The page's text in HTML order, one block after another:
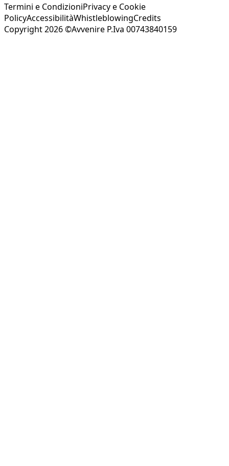
Termini e CondizioniPrivacy e Cookie
PolicyAccessibilitàWhistleblowingCredits
Copyright 2026 ©Avvenire P.Iva 00743840159